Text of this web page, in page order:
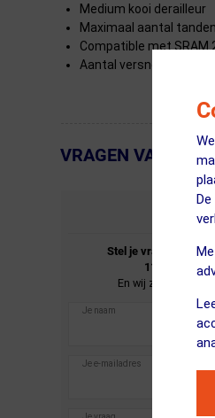
Medium kooi derailleur
Maximaal aantal
Compatible met SRAM
Aantal versnellingen:
← Terug naar
VRAGEN VAN
Stel je vraag over de
11-speed
En wij zullen je zo